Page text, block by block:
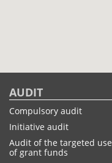
AUDIT
Compulsory audit
Initiative audit
Audit of the targeted use
of grant funds